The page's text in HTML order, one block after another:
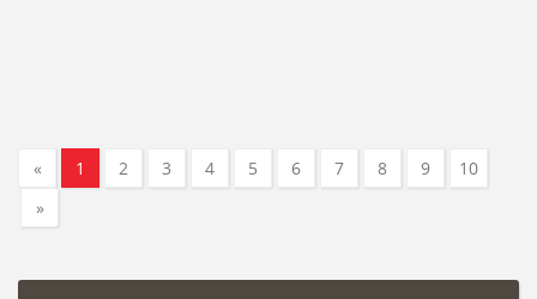
« 1 2 3 4 5 6 7 8 9
10
»